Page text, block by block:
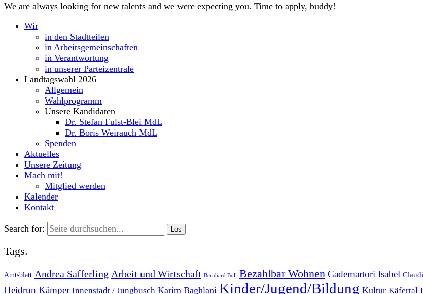
We are always looking for new talents and we were expecting you. Time to apply, buddy!
Wir
in den Stadtteilen
in Arbeitsgemeinschaften
in Verantwortung
in unserer Parteizentrale
Landtagswahl 2026
Allgemein
Wahlprogramm
Unsere Kandidaten
Dr. Stefan Fulst-Blei MdL
Dr. Boris Weirauch MdL
Spenden
Aktuelles
Unsere Zeitung
Mach mit!
Mitglied werden
Kalender
Kontakt
Search for:
Tags.
Amtsblatt Andrea Safferling Arbeit und Wirtschaft Bernhard Boll Bezahlbar Wohnen Cademartori Isabel
Heidrun Kämper Innenstadt / Jungbusch Karim Baghlani Kinder/Jugend/Bildung Kultur Käfertal